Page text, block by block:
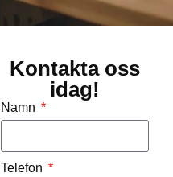
Kontakta oss
idag!
Namn
Telefon